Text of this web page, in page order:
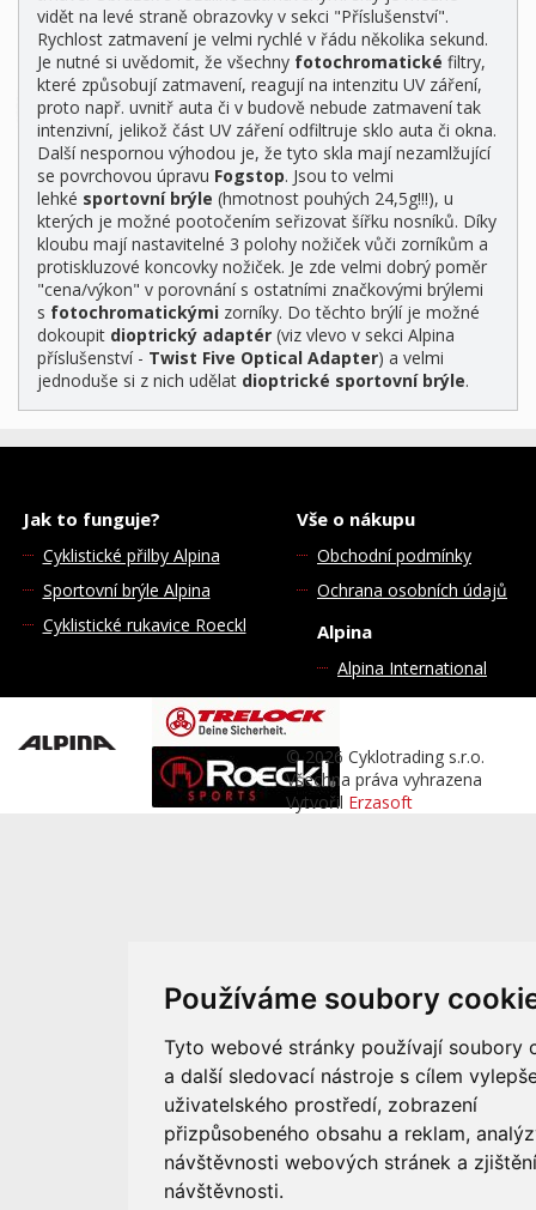
Používáme soubory
Tyto webové stránky používají soubory
a další sledovací nástroje s cílem
uživatelského prostředí, zobrazení
přizpůsobeného obsahu a reklam,
návštěvnosti webových stránek a
návštěvnosti.
vidět na levé straně obrazovky v sekci "Příslušenství".
Rychlost zatmavení je velmi rychlé v řádu několika sekund.
Je nutné si uvědomit, že všechny fotochromatické filtry,
které způsobují zatmavení, reagují na intenzitu UV záření,
proto např. uvnitř auta či v budově nebude zatmavení tak
intenzivní, jelikož část UV záření odfiltruje sklo auta či okna.
Další nespornou výhodou je, že tyto skla mají nezamlžující
se povrchovou úpravu Fogstop. Jsou to velmi
lehké sportovní brýle (hmotnost pouhých 24,5g!!!), u
kterých je možné pootočením seřizovat šířku nosníků. Díky
kloubu mají nastavitelné 3 polohy nožiček vůči zorníkům a
protiskluzové koncovky nožiček. Je zde velmi dobrý poměr
"cena/výkon" v porovnání s ostatními značkovými brýlemi
s fotochromatickými zorníky. Do těchto brýlí je možné
dokoupit dioptrický adaptér (viz vlevo v sekci Alpina
příslušenství - Twist Five Optical Adapter) a velmi
jednoduše si z nich udělat dioptrické sportovní brýle.
Jak to funguje?
Cyklistické přilby Alpina
Sportovní brýle Alpina
Cyklistické rukavice Roeckl
Vše o nákupu
Obchodní podmínky
Ochrana osobních údajů
Alpina
Alpina International
© 2026 Cyklotrading s.r.o.
Všechna práva vyhrazena
Vytvořil Erzasoft